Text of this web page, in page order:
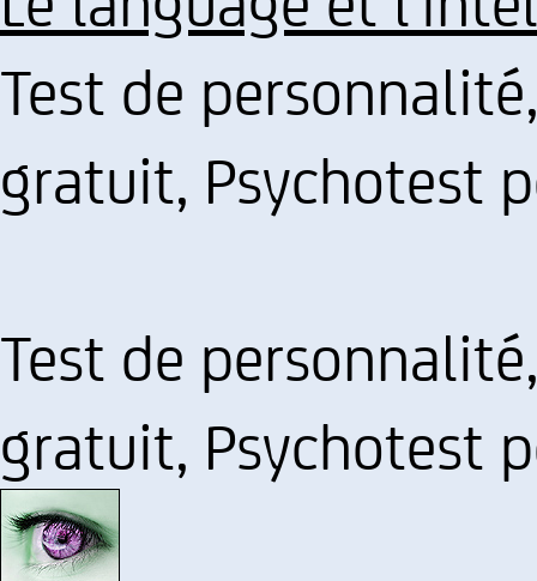
Test de
gratuit, Psychotest
Test de
gratuit, Psychotest